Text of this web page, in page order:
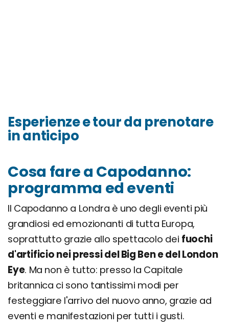
Esperienze e tour da prenotare
in anticipo
Cosa fare a Capodanno:
programma ed eventi
Il Capodanno a Londra è uno degli eventi più
grandiosi ed emozionanti di tutta Europa,
soprattutto grazie allo spettacolo dei fuochi
d'artificio nei pressi del Big Ben e del London
Eye. Ma non è tutto: presso la Capitale
britannica ci sono tantissimi modi per
festeggiare l'arrivo del nuovo anno, grazie ad
eventi e manifestazioni per tutti i gusti.